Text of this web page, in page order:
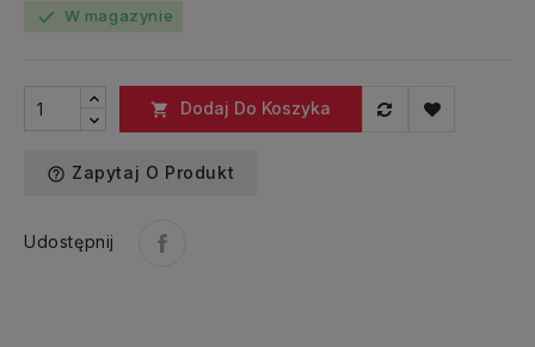
check W magazynie
 Dodaj Do Koszyka
help_outline Zapytaj O Produkt
Udostępnij